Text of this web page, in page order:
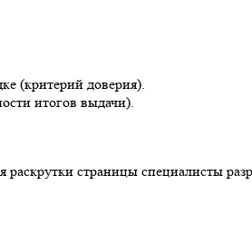
(критерий доверия).
итогов выдачи).
раскрутки страницы специалисты